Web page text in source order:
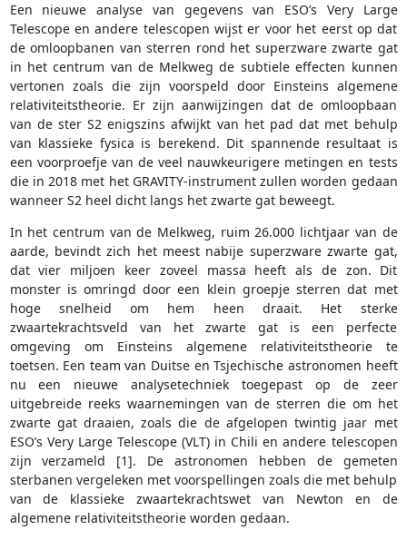
Een nieuwe analyse van gegevens van ESO’s Very Large
Telescope en andere telescopen wijst er voor het eerst op dat
de omloopbanen van sterren rond het superzware zwarte gat
in het centrum van de Melkweg de subtiele effecten kunnen
vertonen zoals die zijn voorspeld door Einsteins algemene
relativiteitstheorie. Er zijn aanwijzingen dat de omloopbaan
van de ster S2 enigszins afwijkt van het pad dat met behulp
van klassieke fysica is berekend. Dit spannende resultaat is
een voorproefje van de veel nauwkeurigere metingen en tests
die in 2018 met het GRAVITY-instrument zullen worden gedaan
wanneer S2 heel dicht langs het zwarte gat beweegt.
In het centrum van de Melkweg, ruim 26.000 lichtjaar van de
aarde, bevindt zich het meest nabije superzware zwarte gat,
dat vier miljoen keer zoveel massa heeft als de zon. Dit
monster is omringd door een klein groepje sterren dat met
hoge snelheid om hem heen draait. Het sterke
zwaartekrachtsveld van het zwarte gat is een perfecte
omgeving om Einsteins algemene relativiteitstheorie te
toetsen. Een team van Duitse en Tsjechische astronomen heeft
nu een nieuwe analysetechniek toegepast op de zeer
uitgebreide reeks waarnemingen van de sterren die om het
zwarte gat draaien, zoals die de afgelopen twintig jaar met
ESO’s Very Large Telescope (VLT) in Chili en andere telescopen
zijn verzameld [1]. De astronomen hebben de gemeten
sterbanen vergeleken met voorspellingen zoals die met behulp
van de klassieke zwaartekrachtswet van Newton en de
algemene relativiteitstheorie worden gedaan.